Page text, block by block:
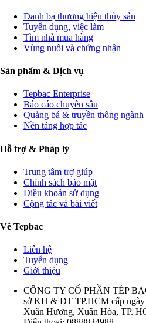
Danh bạ thương hiệu thủy sản
Tuyển dụng, việc làm
Tìm nhà mua hàng
Vùng nuôi và chứng nhận
Sản phẩm & Dịch vụ
Tepbac Enterprise
Báo cáo chuyên sâu
Quảng bá & truyền thông ngành
Nền tảng hợp tác
Hỗ trợ & Pháp lý
Trung tâm trợ giúp
Chính sách bảo mật
Điều khoản sử dụng
Cộng tác và bài viết
Về Tepbac
Liên hệ
Tuyển dụng
Giới thiệu
CÔNG TY CỔ PHẦN TÉP
sở KH & ĐT TP.HCM cấp
Xuân Hương, Xuân Hòa, TP.